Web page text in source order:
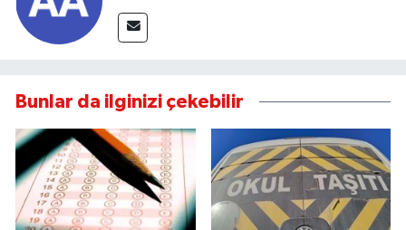
Bunlar da ilginizi çekebilir